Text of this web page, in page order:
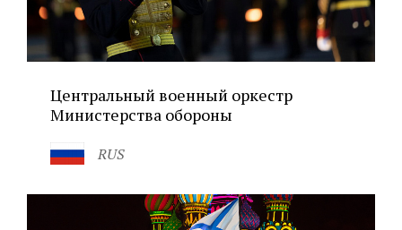
Центральный военный оркестр
Министерства обороны
RUS